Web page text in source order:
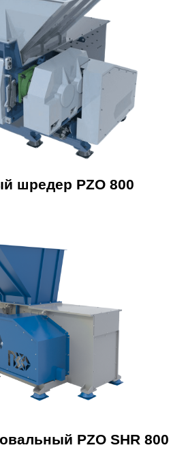
шредер PZO 800
PZO SHR 800